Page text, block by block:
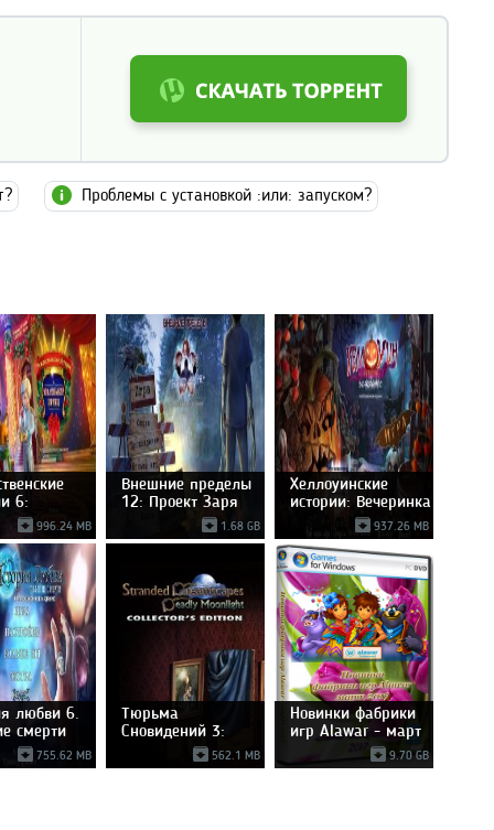
Проблемы с установкой :или: запуском?
6:
996.24 MB
Внешние пределы
12: Проект Заря
1.68 GB
Хеллоуинские
истории: Вечеринка
937.26 MB
любви 6.
смерти
755.62 MB
Тюрьма
Сновидений 3:
Смертельный562.1 MB
Новинки фабрики
игр Alawar - март
9.70 GB